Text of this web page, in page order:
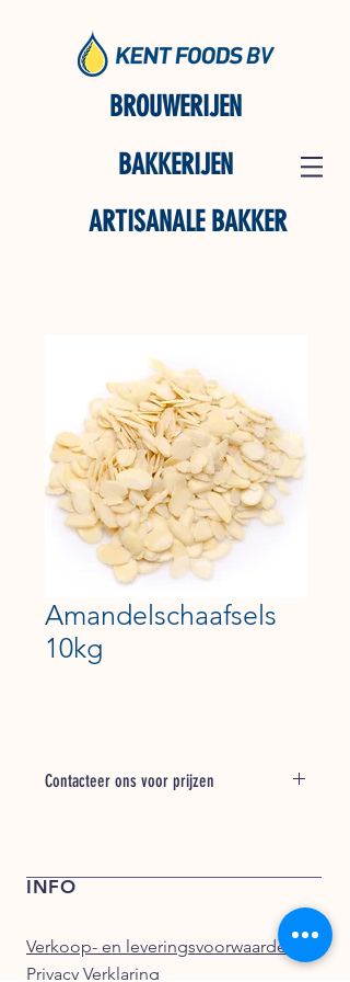
BROUWERIJEN
BAKKERIJEN
ARTISANALE BAKKER
Amandelschaafsels
10kg
Contacteer ons voor prijzen
INFO
Verkoop- en leveringsvoorwaarden
Privacy Verklaring